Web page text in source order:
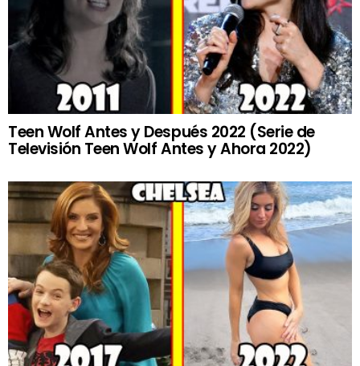
Teen Wolf Antes y Después 2022 (Serie de
Televisión Teen Wolf Antes y Ahora 2022)